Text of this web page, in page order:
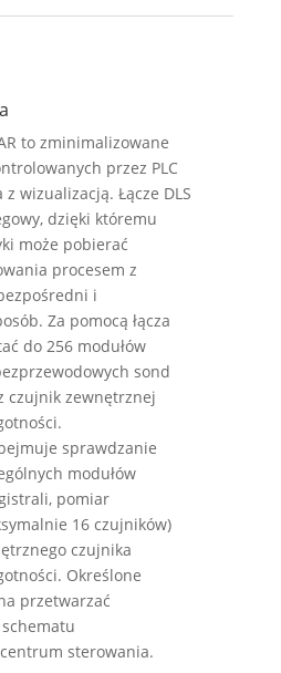
to zminimalizowane
przez PLC
wizualizacją. Łącze DLS
dzięki któremu
może pobierać
procesem z
i
Za pomocą łącza
do 256 modułów
sond
czujnik zewnętrznej
sprawdzanie
modułów
pomiar
16 czujników)
czujnika
Określone
przetwarzać
sterowania.